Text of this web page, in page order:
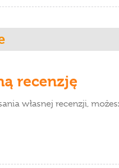
recenzję
własnej recenzji,